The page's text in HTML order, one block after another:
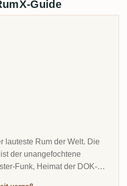
Guide
lauteste Rum der Welt. Die
der unangefochtene
Funk, Heimat der DOK-